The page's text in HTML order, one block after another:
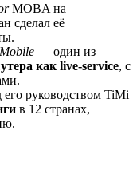
MOBA на
сделал её
— один из
как live-service, с
его руководством TiMi
в 12 странах,